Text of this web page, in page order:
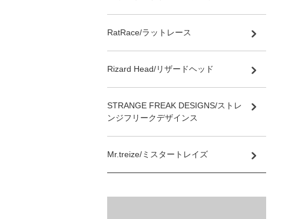
RatRace/ラットレース
Rizard Head/リザードヘッド
STRANGE FREAK DESIGNS/ストレ
ンジフリークデザインス
Mr.treize/ミスタートレイズ